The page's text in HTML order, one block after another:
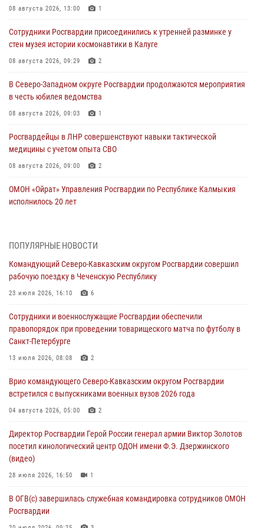
08 августа 2026, 13:00 1
Сотрудники Росгвардии присоединились к утренней разминке у
стен музея истории космонавтики в Калуге
08 августа 2026, 09:29 2
В Северо-Западном округе Росгвардии продолжаются мероприятия
в честь юбилея ведомства
08 августа 2026, 09:03 1
Росгвардейцы в ЛНР совершенствуют навыки тактической
медицины с учетом опыта СВО
08 августа 2026, 09:00 2
ОМОН «Ойрат» Управления Росгвардии по Республике Калмыкия
исполнилось 20 лет
В Кабардино-Балкарии сотрудники Росгвардии провели турнир по
08 августа 2026, 07:00
Росгвардейцы обеспечили безопасность «Поезда Победы» в
08 августа 2026, 07:00
Военнослужащие Софринской бригады Росгвардии встретились с
участником патриотического проекта «Дорогой Ломоносова —
08 августа 2026, 07:00 2
В Москве росгвардейцы оказали помощь медикам и девушке с
08 августа 2026, 06:32 1
ПОПУЛЯРНЫЕ НОВОСТИ
Командующий Северо-Кавказским округом Росгвардии совершил
рабочую поездку в Чеченскую Республику
23 июля 2026, 16:10 6
Сотрудники и военнослужащие Росгвардии обеспечили
правопорядок при проведении товарищеского матча по футболу в
Санкт-Петербурге
13 июля 2026, 08:08 2
Врио командующего Северо-Кавказским округом Росгвардии
встретился с выпускниками военных вузов 2026 года
04 августа 2026, 05:00 2
Директор Росгвардии Герой России генерал армии Виктор Золотов
посетил кинологический центр ОДОН имени Ф.Э. Дзержинского
(видео)
28 июля 2026, 16:50 1
В ОГВ(с) завершилась служебная командировка сотрудников ОМОН
Росгвардии